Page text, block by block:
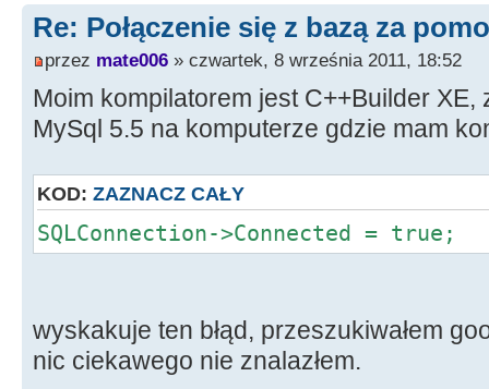
Re: Połączenie się z bazą za
przez mate006 » czwartek, 8 września 2011, 18:52
Moim kompilatorem jest C++Builder XE,
MySql 5.5 na komputerze gdzie mam
KOD: ZAZNACZ CAŁY
SQLConnection->Connected = true;
wyskakuje ten błąd, przeszukiwałem
nic ciekawego nie znalazłem.